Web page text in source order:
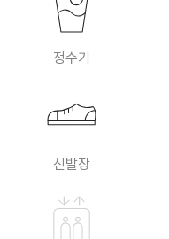
정수기
신발장